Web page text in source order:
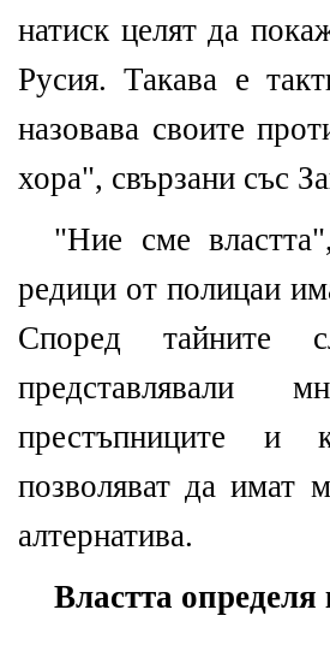
натиск целят да
Русия. Такава е
назовава своите
хора", свързани със
"Ние сме
редици от полицаи
Според тайните
представлявали
престъпниците и
позволяват да имат
алтернатива.
Властта